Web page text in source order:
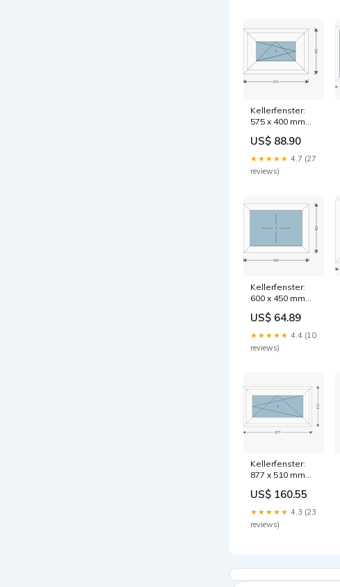
Kellerfenster:
575 x 400 mm
US$ 88.90
★★★★★ 4.7 (27
reviews)
Kellerfenster:
600 x 450 mm
US$ 64.89
★★★★★ 4.4 (10
reviews)
Kellerfenster:
877 x 510 mm
US$ 160.55
★★★★★ 4.3 (23
reviews)